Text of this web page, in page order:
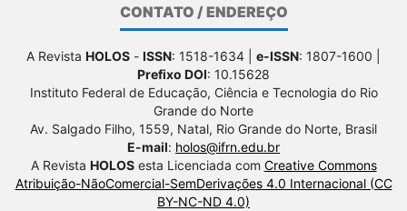
CONTATO / ENDEREÇO
A Revista HOLOS - ISSN: 1518-1634 | e-ISSN: 1807-1600 |
Prefixo DOI: 10.15628
Instituto Federal de Educação, Ciência e Tecnologia do Rio
Grande do Norte
Av. Salgado Filho, 1559, Natal, Rio Grande do Norte, Brasil
E-mail: holos@ifrn.edu.br
A Revista HOLOSesta Licenciada com Creative Commons
Atribuição-NãoComercial-SemDerivações 4.0 Internacional (CC
BY-NC-ND 4.0)